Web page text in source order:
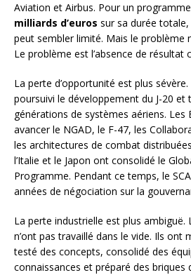
Aviation et Airbus. Pour un
milliards d’euros sur sa durée
peut sembler limité. Mais le problème
Le problème est l’absence de résultat
La perte d’opportunité est plus
poursuivi le développement du J-20 et
générations de systèmes aériens. Les
avancer le NGAD, le F-47, les
les architectures de combat
l’Italie et le Japon ont consolidé le
Programme. Pendant ce temps, le
années de négociation sur la
La perte industrielle est plus ambiguë.
n’ont pas travaillé dans le vide. Ils ont
testé des concepts, consolidé des
connaissances et préparé des briques